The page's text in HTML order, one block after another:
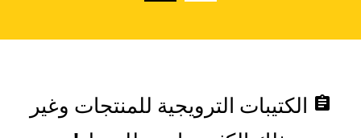
assignment الكتيبات الترويجية للمنتجات وغير